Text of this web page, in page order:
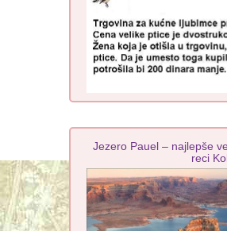
Jezero Pauel – najlepše
reci